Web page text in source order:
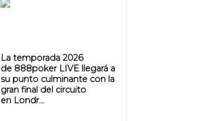
La temporada 2026
de 888poker LIVE llegará a
su punto culminante con la
gran final del circuito
en Londr...